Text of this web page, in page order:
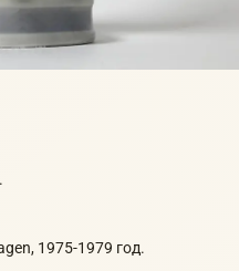
1975-1979 год.